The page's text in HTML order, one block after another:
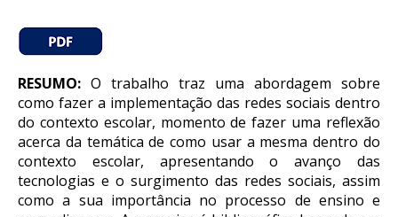
RESUMO: O trabalho traz uma abordagem sobre
como fazer a implementação das redes sociais dentro
do contexto escolar, momento de fazer uma reflexão
acerca da temática de como usar a mesma dentro do
contexto escolar, apresentando o avanço das
tecnologias e o surgimento das redes sociais, assim
como a sua importância no processo de ensino e